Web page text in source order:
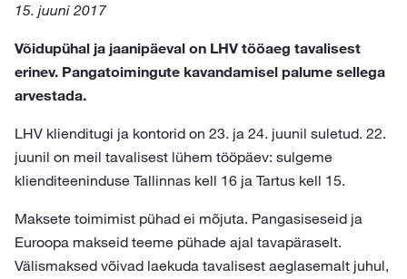
15. juuni 2017
Võidupühal ja jaanipäeval on LHV tööaeg tavalisest
erinev. Pangatoimingute kavandamisel palume sellega
arvestada.
LHV klienditugi ja kontorid on 23. ja 24. juunil suletud. 22.
juunil on meil tavalisest lühem tööpäev: sulgeme
klienditeeninduse Tallinnas kell 16 ja Tartus kell 15.
Maksete toimimist pühad ei mõjuta. Pangasiseseid ja
Euroopa makseid teeme pühade ajal tavapäraselt.
Välismaksed võivad laekuda tavalisest aeglasemalt juhul,